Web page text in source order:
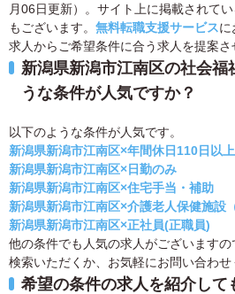
月06日更新）。サイト上に掲載されて
もございます。 無料転職支援サービスに
求人からご希望条件に合う求人を提案さ
新潟県新潟市江南区の社会福
うな条件が人気ですか？
以下のような条件が人気です。
新潟県新潟市江南区×年間休日110日以上
新潟県新潟市江南区×日勤のみ
新潟県新潟市江南区×住宅手当・補助
新潟県新潟市江南区×介護老人保健施設
新潟県新潟市江南区×正社員(正職員)
他の条件でも人気の求人がございます
検索いただくか、お気軽にお問い合わせ
希望の条件の求人を紹介して